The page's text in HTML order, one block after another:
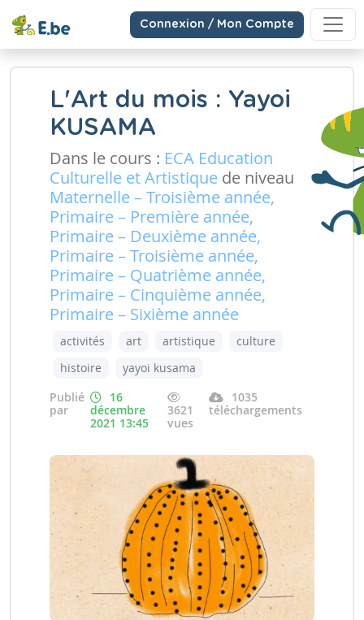
Connexion / Mon Compte
L'Art du mois : Yayoi
KUSAMA
Dans le cours : ECA Education
Culturelle et Artistique de niveau
Maternelle – Troisième année,
Primaire – Première année,
Primaire – Deuxième année,
Primaire – Troisième année,
Primaire – Quatrième année,
Primaire – Cinquième année,
Primaire – Sixième année
activités art artistique
culture
histoire
yayoi kusama
Publié
par
16
décembre
2021 13:45
3621
vues
1035
téléchargements